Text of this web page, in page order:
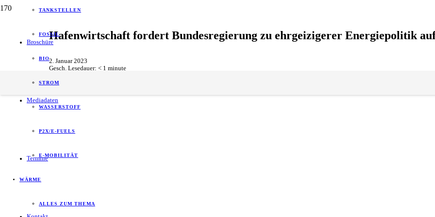
Broschüre
Mediadaten
Termine
TANKSTELLEN
FOSSIL
BIO
STROM
WASSERSTOFF
P2X/E-FUELS
E-MOBILITÄT
WÄRME
ALLES ZUM THEMA
Hafenwirtschaft fordert Bundesregierung zu ehrgeizigerer Energiepolitik
2. Januar 2023
Gesch. Lesedauer: < 1 minute